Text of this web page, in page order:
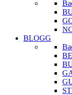
BLOGG